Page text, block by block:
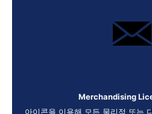
Merchandising
아이콘을 이용해 모든 물리적 또는